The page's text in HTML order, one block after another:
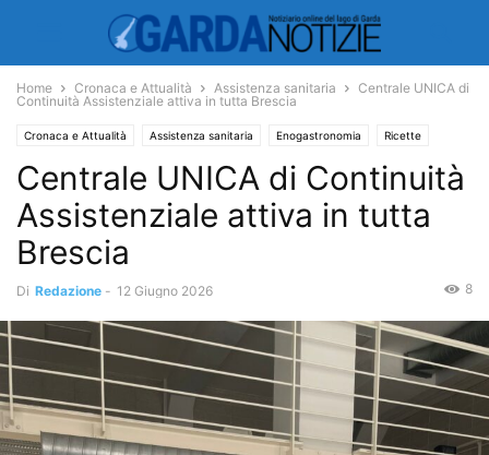
Home Cronaca e Attualità Assistenza sanitaria
Centrale UNICA di
Continuità Assistenziale attiva in tutta Brescia
Cronaca e Attualità Assistenza sanitaria Enogastronomia Ricette
Ambiente e Territorio Territorio
Centrale UNICA di Continuità
Assistenziale attiva in tutta
Brescia
Di Redazione - 12 Giugno 2026 8